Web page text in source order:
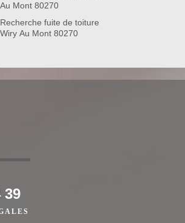
Au Mont 80270
Recherche fuite de toiture
Wiry Au Mont 80270
39